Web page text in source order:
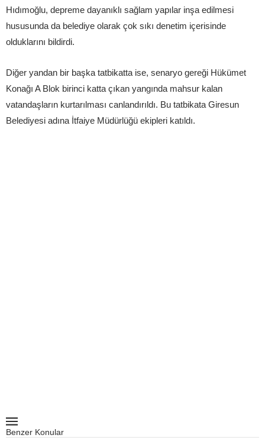
Hıdımoğlu, depreme dayanıklı sağlam yapılar inşa edilmesi
hususunda da belediye olarak çok sıkı denetim içerisinde
olduklarını bildirdi.
Diğer yandan bir başka tatbikatta ise, senaryo gereği Hükümet
Konağı A Blok birinci katta çıkan yangında mahsur kalan
vatandaşların kurtarılması canlandırıldı. Bu tatbikata Giresun
Belediyesi adına İtfaiye Müdürlüğü ekipleri katıldı.
Benzer Konular